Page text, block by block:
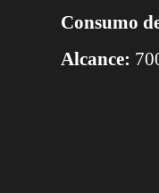
Consumo
Alcance: